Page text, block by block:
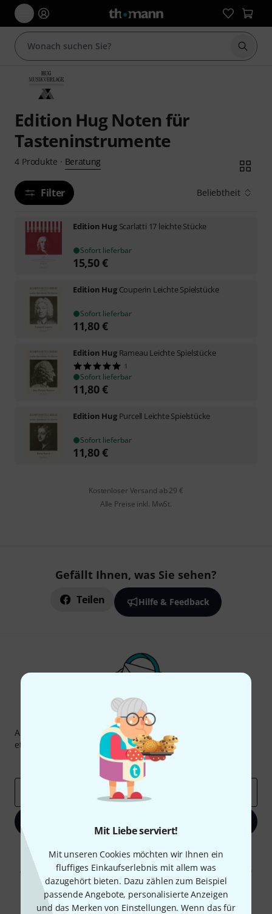
Mit Liebe serviert!
Mit unseren Cookies möchten wir Ihnen ein
fluffiges Einkaufserlebnis mit allem was
dazugehört bieten. Dazu zählen zum Beispiel
passende Angebote, personalisierte Anzeigen
und das Merken von Einstellungen. Wenn das für
Suche
Edition Hug Noten für
Tasteninstrumente
4 Produkte · Beratung
Filter Beliebtheit
Edition Hug Scarlatti 17 leichte Stücke
Sofort lieferbar
15,50€
Edition Hug Couperin Leichte Spielstücke
Sofort lieferbar
11,80€
Edition Hug Rameau Leichte Spielstücke
1
Sofort lieferbar
11,80€
Edition Hug Purcell Leichte Spielstücke
Sofort lieferbar
11,80€
Kostenloser Versand ab 29 €
Alle Preise inkl. MwSt.
Gefällt Ihnen, was Sie sehen?
Teilen Hilfe & Feedback
Thomann Newsletter
Abonniere den Thomann Newsletter und gewinne mit
etwas Glück einen von
50 Gutscheinenüber jeweils
Inspirierende Beiträge
Deals
Mit Klick auf „Jetzt anmelden“ stimmen Sie dem Erhalt von E-Mail-
Werbung und einer Messung des E-Mail-Nutzungsverhaltens zu. Die
Abmeldung ist jederzeit möglich. Weitere Informationen finden Sie in
unserenDatenschutzhinweisen.
* Pflichtfeld